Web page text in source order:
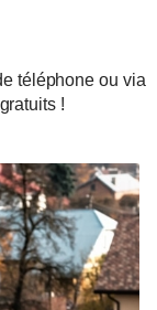
téléphone ou via
!